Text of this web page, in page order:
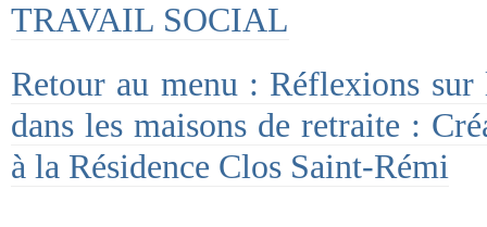
TRAVAIL SOCIAL
Retour au menu : Réflexions
dans les maisons de retraite :
à la Résidence Clos Saint-Rémi